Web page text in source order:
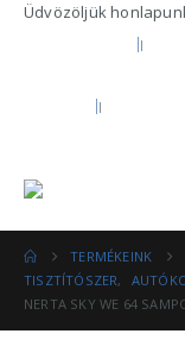
Üdvözöljük
TERMÉKEINK
TISZTÍTÓSZER,
NERTA SKY WE 64